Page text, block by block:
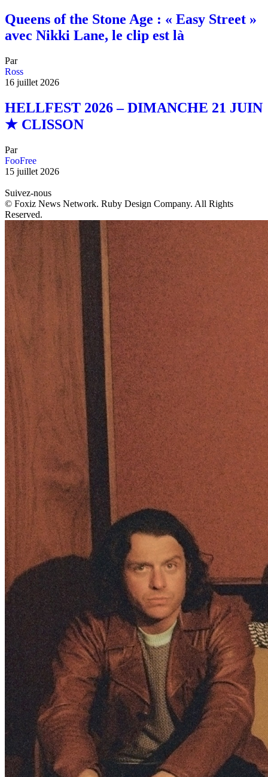
Queens of the Stone Age : « Easy Street »
avec Nikki Lane, le clip est là
Par
Ross
16 juillet 2026
HELLFEST 2026 – DIMANCHE 21 JUIN
★ CLISSON
Par
FooFree
15 juillet 2026
Suivez-nous
© Foxiz News Network. Ruby Design Company. All Rights
Reserved.